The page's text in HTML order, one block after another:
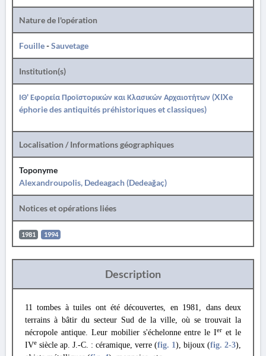
Nature de l'opération
Fouille-Sauvetage
Institution(s)
ΙΘ' Εφορεία Προϊστορικών και Κλασικών Αρχαιοτήτων (XIXe
éphorie des antiquités préhistoriques et classiques)
Localisation / Informations géographiques
Toponyme
Alexandroupolis, Dedeagach (Dedeağaç)
Notices et opérations liées
1981 1994
Description
11 tombes à tuiles ont été découvertes, en 1981, dans deux
terrains à bâtir du secteur Sud de la ville, où se trouvait la
nécropole antique. Leur mobilier s'échelonne entre le Ier et le
IVe siècle ap. J.-C. : céramique, verre (fig. 1), bijoux (fig. 2-3),